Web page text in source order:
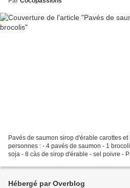
Pavés de saumon sirop d'érable carottes
personnes : - 4 pavés de saumon - 1
soja - 8 càs de sirop d'érable - sel poivre -
Hébergé par Overblog